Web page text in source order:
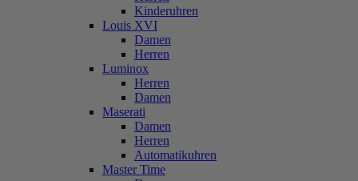
Kinderuhren
Louis XVI
Damen
Herren
Luminox
Herren
Damen
Maserati
Damen
Herren
Automatikuhren
Master Time